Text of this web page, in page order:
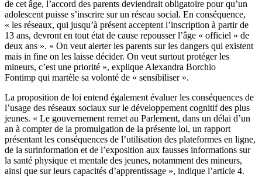
de cet âge, l’accord des parents deviendrait obligatoire pour qu’un
adolescent puisse s’inscrire sur un réseau social. En conséquence,
« les réseaux, qui jusqu’à présent acceptent l’inscription à partir de
13 ans, devront en tout état de cause repousser l’âge « officiel » de
deux ans ». « On veut alerter les parents sur les dangers qui existent
mais in fine on les laisse décider. On veut surtout protéger les
mineurs, c’est une priorité », explique Alexandra Borchio
Fontimp qui martèle sa volonté de « sensibiliser ».
La proposition de loi entend également évaluer les conséquences de
l’usage des réseaux sociaux sur le développement cognitif des plus
jeunes. « Le gouvernement remet au Parlement, dans un délai d’un
an à compter de la promulgation de la présente loi, un rapport
présentant les conséquences de l’utilisation des plateformes en ligne,
de la surinformation et de l’exposition aux fausses informations sur
la santé physique et mentale des jeunes, notamment des mineurs,
ainsi que sur leurs capacités d’apprentissage », indique l’article 4.